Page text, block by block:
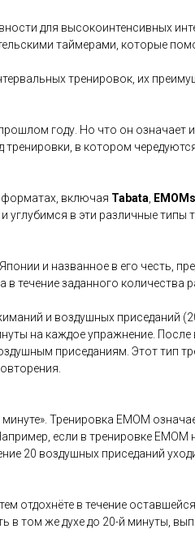
для высокоинтенсивных
таймерами, которые
тренировок, их
году. Но что он означает
в котором
включая Tabata EMOMs
углубимся в эти различные типы
и названное в его честь,
течение заданного количества
и воздушных приседаний
на каждое упражнение.
приседаниям. Этот тип
Тренировка EMOM
если в тренировке
20 воздушных приседаний
отдохнёте в течение
в том же духе до 20-й минуты,